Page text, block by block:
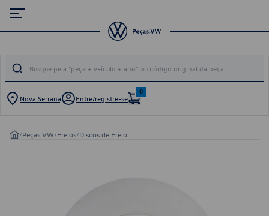
Nova Serrana Entre/registre-se
0
/Peças VW/Freios/Discos de Freio